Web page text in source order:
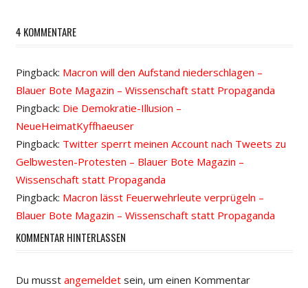
4 KOMMENTARE
Pingback: Macron will den Aufstand niederschlagen –
Blauer Bote Magazin – Wissenschaft statt Propaganda
Pingback: Die Demokratie-Illusion –
NeueHeimatKyffhaeuser
Pingback: Twitter sperrt meinen Account nach Tweets zu
Gelbwesten-Protesten – Blauer Bote Magazin –
Wissenschaft statt Propaganda
Pingback: Macron lässt Feuerwehrleute verprügeln –
Blauer Bote Magazin – Wissenschaft statt Propaganda
KOMMENTAR HINTERLASSEN
Du musst angemeldetsein, um einen Kommentar